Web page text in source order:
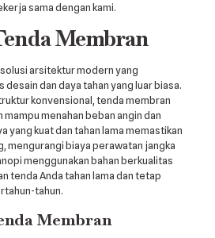
sama dengan kami.
Membran
arsitektur modern yang
dan daya tahan yang luar biasa.
konvensional, tenda membran
menahan beban angin dan
yang kuat dan tahan lama memastikan
mengurangi biaya perawatan jangka
menggunakan bahan berkualitas
tenda Anda tahan lama dan tetap
tahun.
Membran